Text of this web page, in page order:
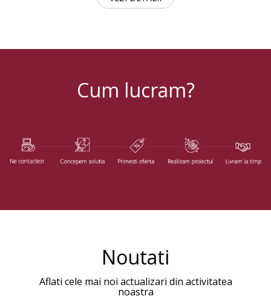
Cum lucram?
Noutati
Aflati cele mai noi actualizari din activitatea
noastra